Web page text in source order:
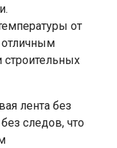
от
отличным
лента без
следов, что